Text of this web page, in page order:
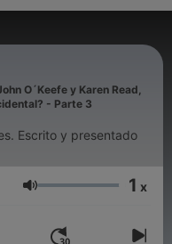
O´Keefe y Karen Read,
- Parte 3
Escrito y presentado
Lautstärke 1 x